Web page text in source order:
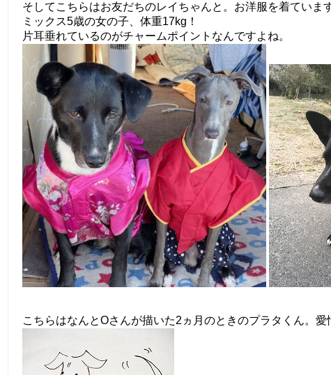
そしてこちらはお友だちのレイちゃんと。お洋服を着ていま
ミックス5歳の女の子、体重17kg！
片耳垂れているのがチャームポイントなんですよね。
こちらはなんとOさんが描いた2ヵ月のときのプラタくん。